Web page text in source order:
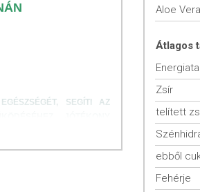
SEGÍTI AZ
VÉRCUKORSZINTET ÉS
Aloe Vera
Átlagos
Zsír
telített
ebből
Fehérje